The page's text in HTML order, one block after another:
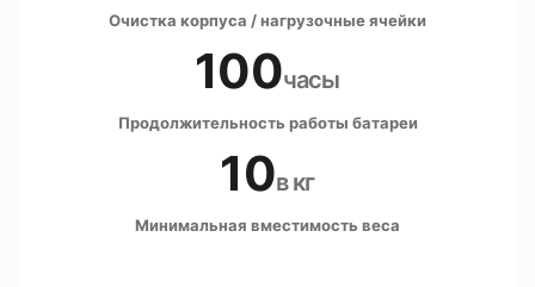
Очистка корпуса / нагрузочные ячейки
100часы
Продолжительность работы батареи
10в кг
Минимальная вместимость веса